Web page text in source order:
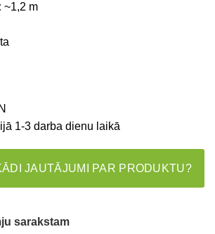
~1,2 m
1-3 darba dienu laikā
JAUTĀJUMI PAR PRODUKTU?
sarakstam